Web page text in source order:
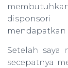
disponsori
mendapatkan
Setelah saya
secepatnya